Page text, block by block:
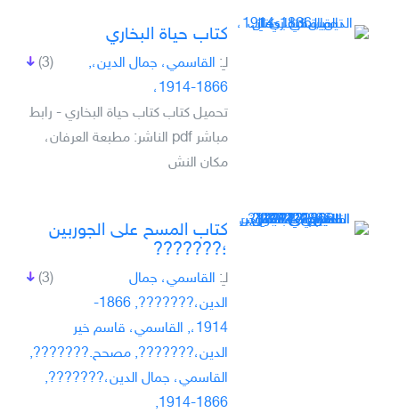
كتاب حياة البخاري
(3) لـِ: القاسمي، جمال الدين،,
1866-1914،
تحميل كتاب كتاب حياة البخاري - رابط
مباشر pdf الناشر: مطبعة العرفان،
مكان النش
كتاب المسح على الجوربين
؛???????
(3) لـِ: القاسمي، جمال
الدين،???????, 1866-
1914،, القاسمي، قاسم خير
الدين،???????, مصحح.???????,
القاسمي، جمال الدين،???????,
1866-1914,